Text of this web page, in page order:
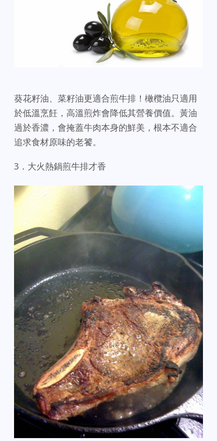
葵花籽油、菜籽油更適合煎牛排！橄欖油只適用
於低溫烹飪，高溫煎炸會降低其營養價值。黃油
過於香濃，會掩蓋牛肉本身的鮮美，根本不適合
追求食材原味的老饕。
3．大火熱鍋煎牛排才香